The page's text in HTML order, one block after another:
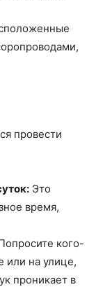
провести
Это
время,
кого-
или на улице,
проникает в